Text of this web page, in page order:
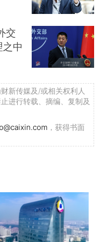
交
中
新传媒及/或相关权利人
进行转载、摘编、复制及
，获得书面